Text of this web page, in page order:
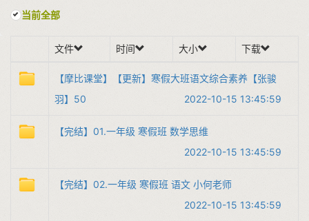
当前全部
文件 时间 大小 下载
【摩比课堂】【更新】寒假大班语文综合素养【张骏
羽】50
2022-10-15 13:45:59
【完结】01.一年级 寒假班 数学思维
2022-10-15 13:45:59
【完结】02.一年级 寒假班 语文 小何老师
2022-10-15 13:45:59